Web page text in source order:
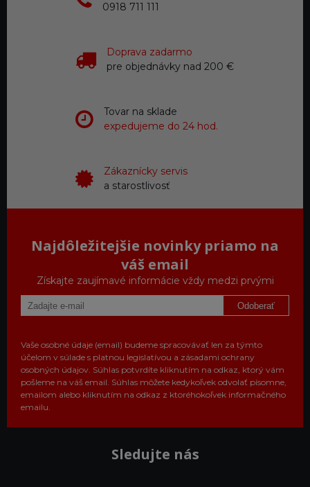
0918 711 111
Doprava zadarmo
pre objednávky nad 200 €
Tovar na sklade
expedujeme do 24 hod.
Zákaznícky servis
a starostlivosť
Najdôležitejšie novinky priamo na
váš email
Získajte zaujímavé informácie vždy medzi prvými
Odoberať
Vaše osobné údaje (email) budeme spracovávať len za týmto
účelom v súlade s platnou legislatívou a zásadami ochrany
osobných údajov. Súhlas potvrdíte kliknutím na odkaz, ktorý vám
pošleme na váš email. Súhlas môžete kedykoľvek odvolať písomne,
emailom alebo kliknutím na odkaz z ktoréhokoľvek informačného
emailu.
Sledujte nás